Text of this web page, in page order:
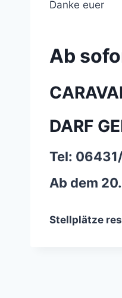
Danke euer
Ab
DARF
Tel:
Ab dem
Stellplätze